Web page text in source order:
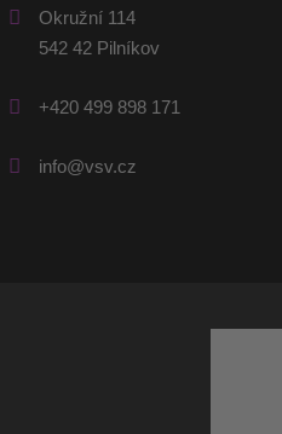
Okružní 114
542 42 Pilníkov
+420 499 898 171
info@vsv.cz